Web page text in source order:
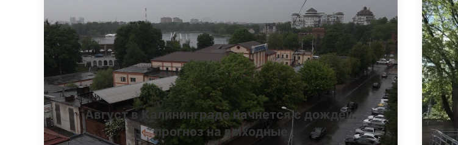
Август в Калининграде начнется с дождей:
прогноз на выходные